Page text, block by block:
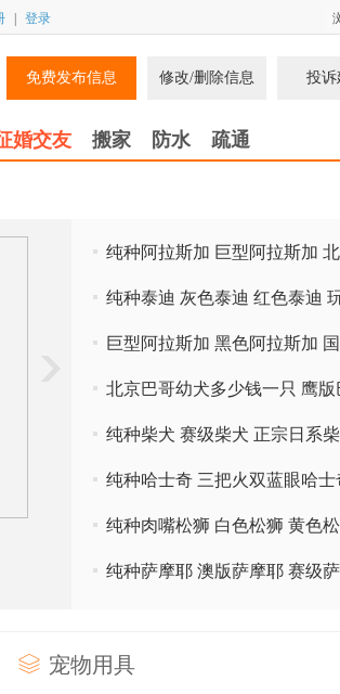
登录
免费发布信息 修改/删除信息 投诉
婚交友 搬家 防水 疏通
纯种阿拉斯加 巨型阿拉斯加
纯种泰迪 灰色泰迪 红色泰迪
巨型阿拉斯加 黑色阿拉斯加
北京巴哥幼犬多少钱一只 鹰版
纯种柴犬 赛级柴犬 正宗日系
纯种哈士奇 三把火双蓝眼哈士
纯种肉嘴松狮 白色松狮 黄色
纯种萨摩耶 澳版萨摩耶 赛级
宠物用具